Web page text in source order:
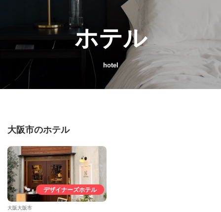
ホテル
hotel
大阪市のホテル
デザイナーズホテル
大阪大阪市